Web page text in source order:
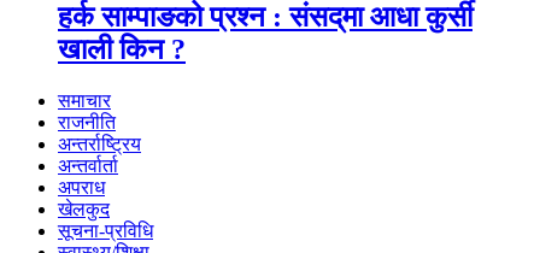
हर्क साम्पाङको प्रश्न : संसद्‌मा आधा कुर्सी
खाली किन ?
समाचार
राजनीति
अन्तर्राष्ट्रिय
अन्तर्वार्ता
अपराध
खेलकुद
सूचना-प्रविधि